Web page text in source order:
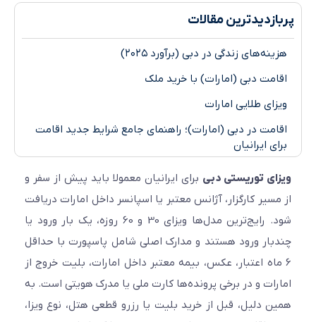
مقالات
زندگی در دبی (برآورد ۲۰۲۵)
دبی (امارات) با خرید ملک
طلایی امارات
در دبی (امارات)؛ راهنمای جامع شرایط جدید اقامت
ایرانیان
توریستی دبیبرای ایرانیان معمولا باید پیش از سفر و
کارگزار، آژانس معتبر یا اسپانسر داخل امارات دریافت
شود. رایج‌ترین مدل‌ها ویزای 30 و 60 روزه، یک بار ورود یا
ورود هستند و مدارک اصلی شامل پاسپورت با حداقل
اعتبار، عکس، بیمه معتبر داخل امارات، بلیت خروج از
و در برخی پرونده‌ها کارت ملی یا مدرک هویتی است. به
دلیل، قبل از خرید بلیت یا رزرو قطعی هتل، نوع ویزا،